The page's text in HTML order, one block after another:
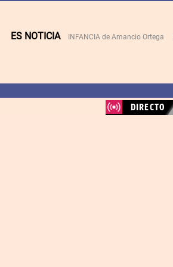
ES NOTICIA INFANCIA de Amancio Ortega
DIRECTO